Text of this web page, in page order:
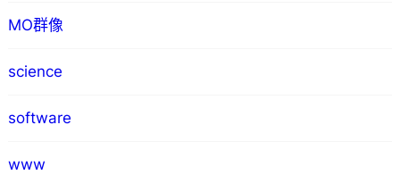
MO群像
science
software
www